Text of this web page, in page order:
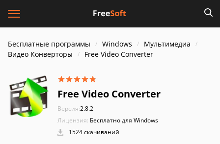
Бесплатные программы Windows
Мультимедиа
Видео Конверторы
Free Video Converter
Free Video Converter
Версия:2.8.2
Лицензия: Бесплатно для Windows
1524 скачиваний